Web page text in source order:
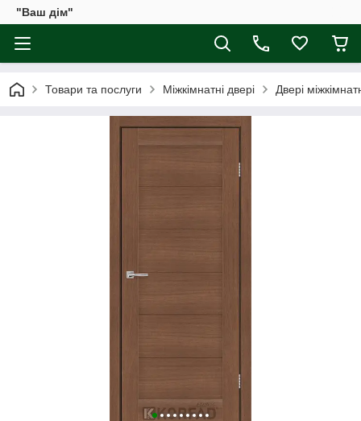
"Ваш дім"
Товари та послуги Міжкімнатні двері Двері